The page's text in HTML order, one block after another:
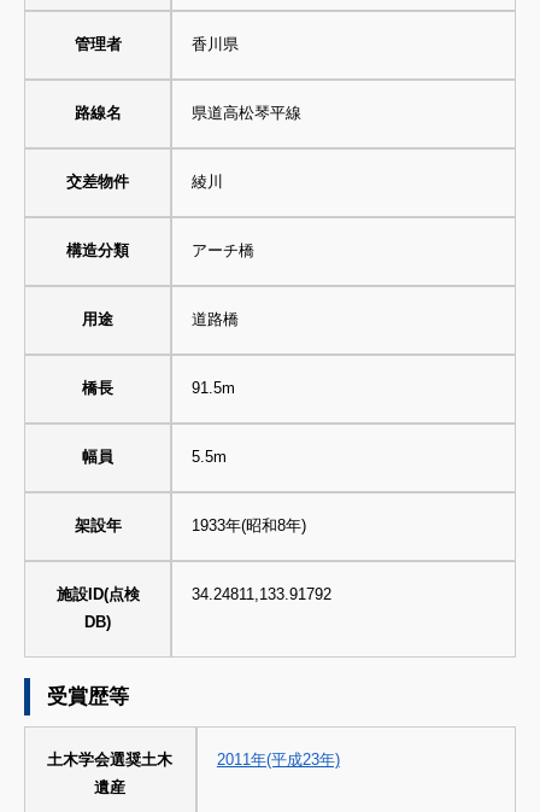
管理者 香川県
路線名 県道高松琴平線
交差物件 綾川
構造分類 アーチ橋
用途 道路橋
橋長 91.5m
幅員 5.5m
架設年 1933年(昭和8年)
施設ID(点検
DB)
34.24811,133.91792
受賞歴等
土木学会選奨土木
遺産
2011年(平成23年)